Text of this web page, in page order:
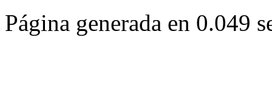
Página generada en 0.049